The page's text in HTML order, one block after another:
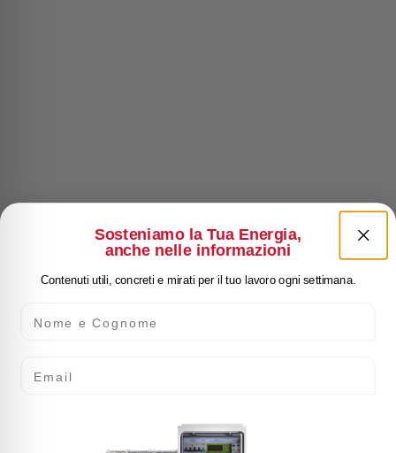
Sosteniamo la Tua Energia,
anche nelle informazioni
Contenuti utili, concreti e mirati per il tuo lavoro ogni settimana.